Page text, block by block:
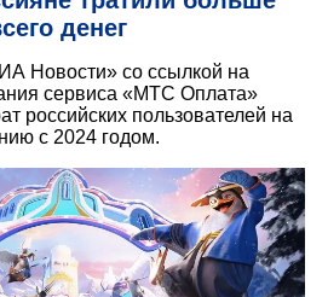
денег
Новости» со ссылкой на
сервиса «МТС Оплата»
российских пользователей на
с 2024 годом.